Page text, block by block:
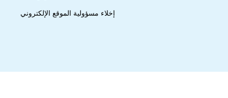
إخلاء مسؤولية الموقع الإلكتروني